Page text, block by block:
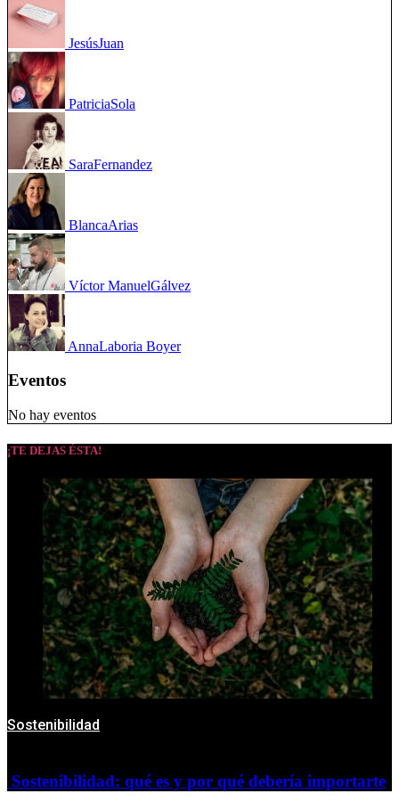
JesúsJuan
PatriciaSola
SaraFernandez
BlancaArias
Víctor ManuelGálvez
AnnaLaboria Boyer
Eventos
No hay eventos
¡TE DEJAS ÉSTA!
Sostenibilidad
Sostenibilidad: qué es y por qué debería importarte